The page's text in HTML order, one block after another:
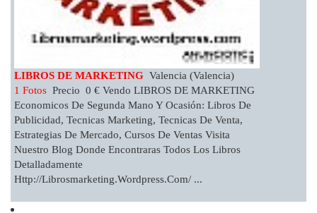
LIBROS DE MARKETING Valencia (Valencia)
1 Fotos Precio 0 € Vendo LIBROS DE MARKETING
Economicos De Segunda Mano Y Ocasión: Libros De
Publicidad, Tecnicas Marketing, Tecnicas De Venta,
Estrategias De Mercado, Cursos De Ventas Visita
Nuestro Blog Donde Encontraras Todos Los Libros
Detalladamente
Http://Librosmarketing.wordpress.com/ ...